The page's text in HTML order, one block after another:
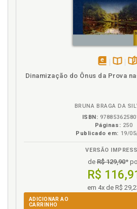
Dinamização do Ônus da Prova
BRUNA BRAGA DA
ISBN:
Páginas: 250
Publicado em: 19/
VERSÃO
deR$ 129,90*
R$
em 4x de R$
ADICIONAR AO
CARRINHO